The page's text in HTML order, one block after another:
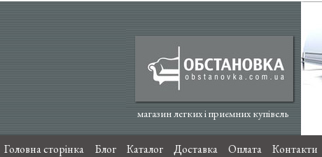
магазин легких і приємних купівель
Головна сторінка Блог Каталог Доставка Оплата Контакти